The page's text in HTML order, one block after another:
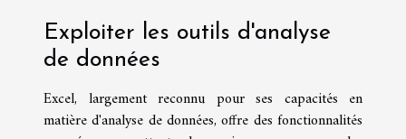
Exploiter les outils d'analyse
de données
Excel, largement reconnu pour ses capacités en
matière d'analyse de données, offre des fonctionnalités